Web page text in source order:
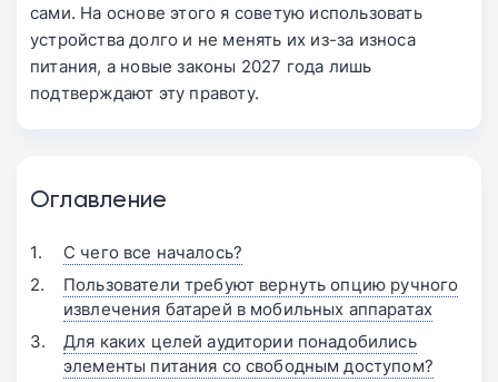
сами. На основе этого я советую использовать
устройства долго и не менять их из-за износа
питания, а новые законы 2027 года лишь
подтверждают эту правоту.
Оглавление
С чего все началось?
Пользователи требуют вернуть опцию ручного
извлечения батарей в мобильных аппаратах
Для каких целей аудитории понадобились
элементы питания со свободным доступом?